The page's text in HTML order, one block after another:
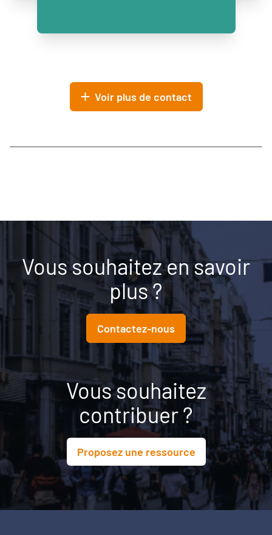
Voir plus de contact
Vous souhaitez en savoir
plus ?
Contactez-nous
Vous souhaitez
contribuer ?
Proposez une ressource